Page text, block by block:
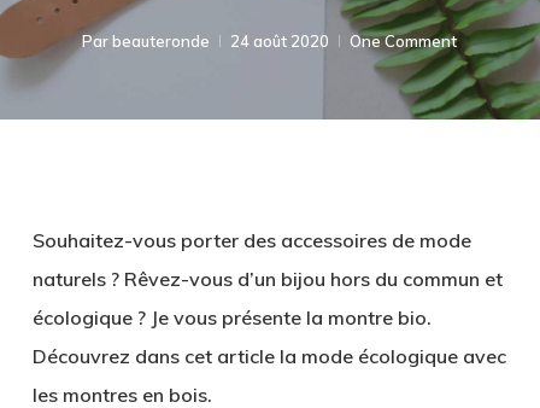
Par beauteronde 24 août 2020 One Comment
Souhaitez-vous porter des accessoires de mode
naturels ? Rêvez-vous d’un bijou hors du commun et
écologique ? Je vous présente la montre bio.
Découvrez dans cet article la mode écologique avec
les montres en bois.